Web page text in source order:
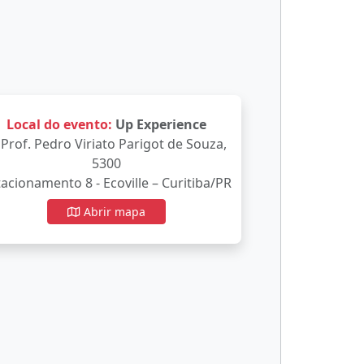
Local do evento: Up Experience
Prof. Pedro Viriato Parigot de Souza,
5300
8 - Ecoville – Curitiba/PR
Abrir mapa